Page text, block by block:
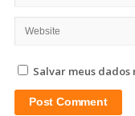
Salvar meus